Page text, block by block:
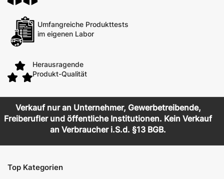
Umfangreiche Produkttests
im eigenen Labor
Herausragende
Produkt-Qualität
Verkauf nur an Unternehmer, Gewerbetreibende,
Freiberufler und öffentliche Institutionen. Kein Verkauf
an Verbraucher i.S.d. §13 BGB.
Top Kategorien